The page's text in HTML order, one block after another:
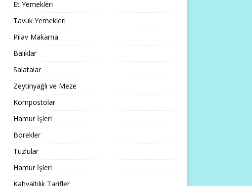
Et Yemekleri
Tavuk Yemekleri
Pilav Makarna
Balıklar
Salatalar
Zeytinyağlı ve Meze
Kompostolar
Hamur İşleri
Börekler
Tuzlular
Hamur İşleri
Kahvaltılık Tarifler